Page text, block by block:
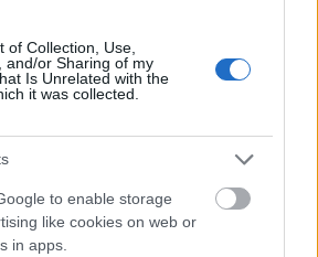
of Collection, Use,
and/or Sharing of my
Is Unrelated with the
it was collected.
to enable storage
like cookies on web or
in apps.